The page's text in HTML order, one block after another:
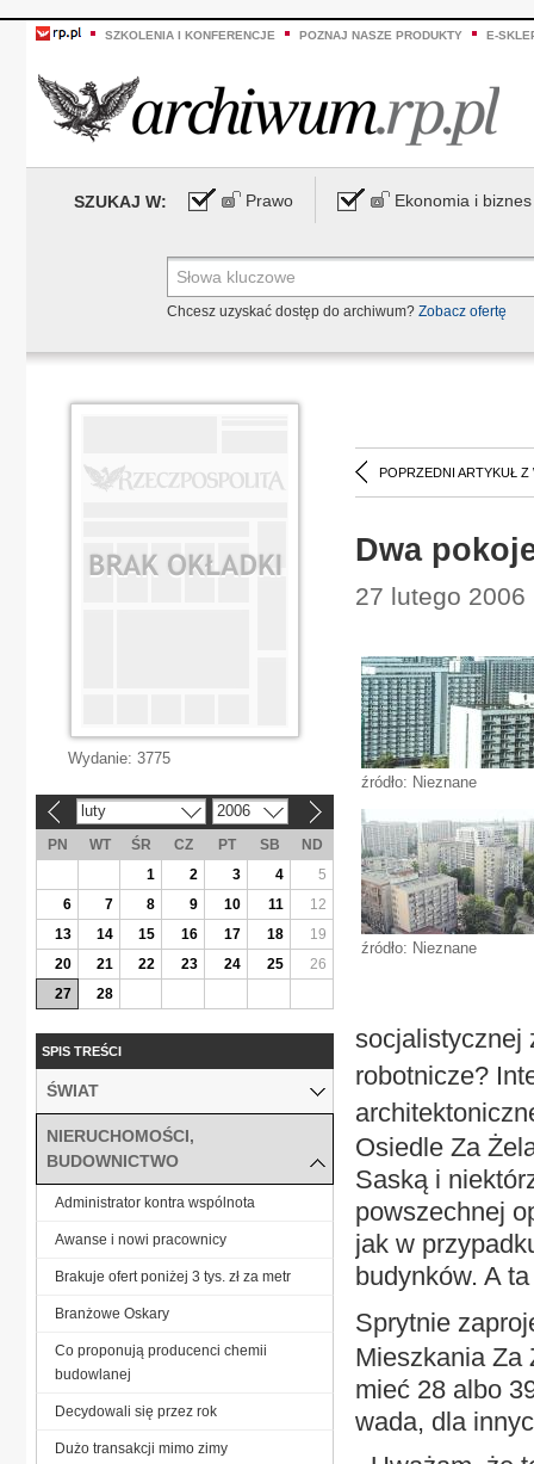
SZKOLENIA I KONFERENCJE POZNAJ NASZE PRODUKTY E-
SZUKAJ W: Prawo Ekonomia i biznes
Chcesz uzyskać dostęp do archiwum? Zobacz ofertę
POPRZEDNI ARTYKUŁ Z
Dwa
27 lutego 2006
źródło: Nieznane
źródło: Nieznane
socjalistycznej
robotnicze?
Osiedle Za
Saską i
powszechnej
jak w
budynków. A
Sprytnie
Mieszkania Za
mieć 28 albo
wada, dla
Wydanie: 3775
luty 2006
PN WT ŚR CZ PT SB
ND
1
2 3 4
5
6
7 8 9 10 11
12
13
14 15 16 17 18
19
20
21 22 23 24 25
26
27
28
SPIS TREŚCI
ŚWIAT
NIERUCHOMOŚCI,
BUDOWNICTWO
Administrator kontra wspólnota
Awanse i nowi pracownicy
Brakuje ofert poniżej 3 tys. zł za metr
Branżowe Oskary
Co proponują producenci chemii
budowlanej
Decydowali się przez rok
Dużo transakcji mimo zimy